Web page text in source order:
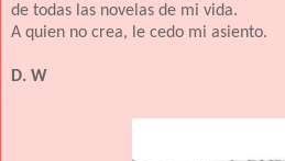
de todas las novelas de mi vida.
A quien no crea, le cedo mi asiento.
D. W